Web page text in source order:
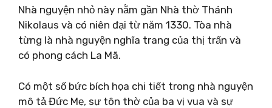
Nhà nguyện nhỏ này nằm gần Nhà thờ Thánh
Nikolaus và có niên đại từ năm 1330. Tòa nhà
từng là nhà nguyện nghĩa trang của thị trấn và
có phong cách La Mã.
Có một số bức bích họa chi tiết trong nhà nguyện
mô tả Đức Mẹ, sự tôn thờ của ba vị vua và sự